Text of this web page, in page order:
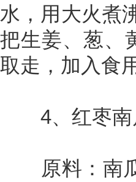
水，用大火煮
把生姜、葱、
取走，加入食
4、红枣南
原料：南瓜